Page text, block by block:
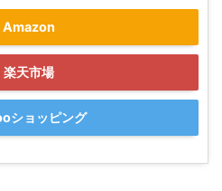
Amazon
楽天市場
ショッピング